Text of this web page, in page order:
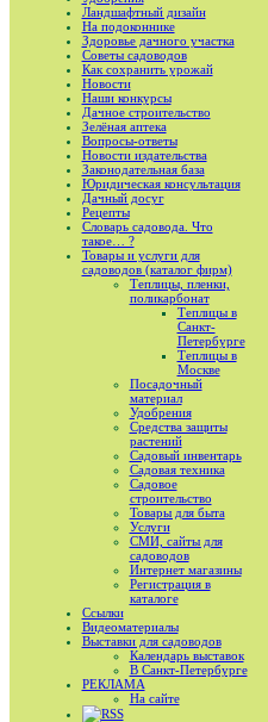
Ландшафтный дизайн
На подоконнике
Здоровье дачного участка
Советы садоводов
Как сохранить урожай
Новости
Наши конкурсы
Дачное строительство
Зелёная аптека
Вопросы-ответы
Новости издательства
Законодательная база
Юридическая консультация
Дачный досуг
Рецепты
Словарь садовода. Что
такое… ?
Товары и услуги для
садоводов (каталог фирм)
Теплицы, пленки,
поликарбонат
Теплицы в
Санкт-
Петербурге
Теплицы в
Москве
Посадочный
материал
Удобрения
Средства защиты
растений
Садовый инвентарь
Садовая техника
Садовое
строительство
Товары для быта
Услуги
СМИ, сайты для
садоводов
Интернет магазины
Регистрация в
каталоге
Ссылки
Видеоматериалы
Выставки для садоводов
Календарь выставок
В Санкт-Петербурге
РЕКЛАМА
На сайте
RSS